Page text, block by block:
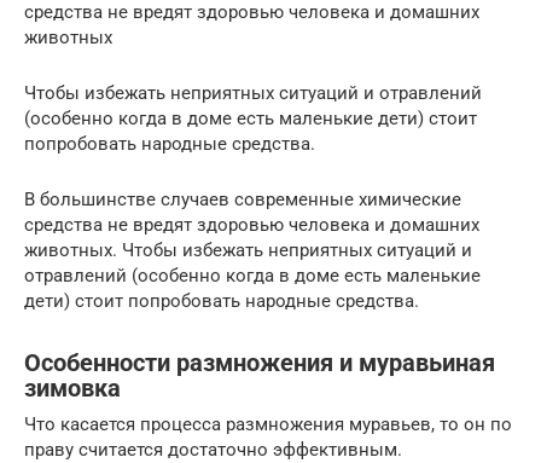
средства не вредят здоровью человека и домашних
животных
Чтобы избежать неприятных ситуаций и отравлений
(особенно когда в доме есть маленькие дети) стоит
попробовать народные средства.
В большинстве случаев современные химические
средства не вредят здоровью человека и домашних
животных. Чтобы избежать неприятных ситуаций и
отравлений (особенно когда в доме есть маленькие
дети) стоит попробовать народные средства.
Особенности размножения и муравьиная
зимовка
Что касается процесса размножения муравьев, то он по
праву считается достаточно эффективным.